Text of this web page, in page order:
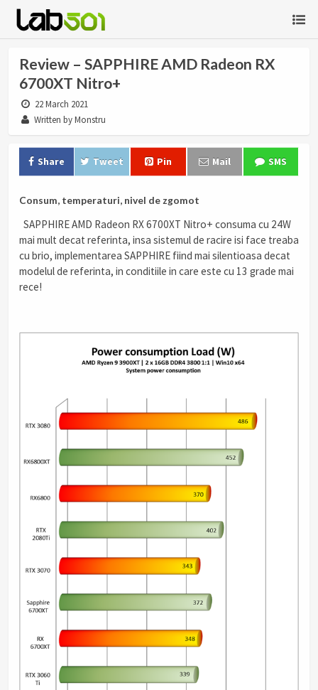
Review – SAPPHIRE AMD Radeon RX
6700XT Nitro+
22 March 2021
Written by Monstru
Share Tweet Pin Mail SMS
Consum, temperaturi, nivel de zgomot
SAPPHIRE AMD Radeon RX 6700XT Nitro+ consuma cu 24W
mai mult decat referinta, insa sistemul de racire isi face treaba
cu brio, implementarea SAPPHIRE fiind mai silentioasa decat
modelul de referinta, in conditiile in care este cu 13 grade mai
rece!